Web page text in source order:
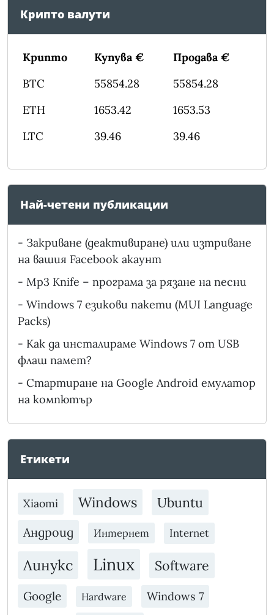
Крипто валути
Крипто Купува €
Продава €
BTC
55854.28
55854.28
ETH
1653.42
1653.53
LTC
39.46 39.46
Най-четени публикации
- Закриване (деактивиране) или изтриване
на вашия Facebook акаунт
- Mp3 Knife – програма за рязане на песни
- Windows 7 езикови пакети (MUI Language
Packs)
- Как да инсталираме Windows 7 от USB
флаш памет?
- Стартиране на Google Android емулатор
на компютър
Етикети
Xiaomi Windows Ubuntu
Андроид Интернет Internet
Линукс Linux Software
Google Hardware Windows 7